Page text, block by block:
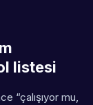
listesi
“çalışıyor mu,